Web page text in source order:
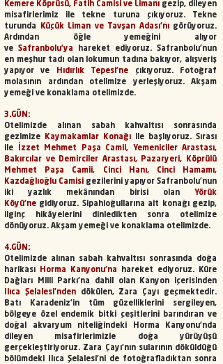
Kemere Köprüsü, Fatih Camisi ve Limanı gezip, dileyen
misafirlerimiz ile tekne turuna çıkıyoruz. Tekne
turunda
Küçük Liman ve Tavşan Adası’nı
görüyoruz.
Ardından öğle yemeğini alıyor
ve Safranbolu’ya
hareket ediyoruz. Safranbolu’nun
en meşhur tadı olan lokumun tadına bakıyor, alışveriş
yapıyor ve
Hıdırlık Tepesi’ne
çıkıyoruz. Fotoğraf
molasının ardından otelimize yerleşiyoruz. Akşam
yemeği ve konaklama otelimizde.
3.GÜN:
Otelimizde alınan sabah kahvaltısı sonrasında
gezimize
Kaymakamlar Konağı
ile başlıyoruz. Sırası
ile İzzet Mehmet Paşa Camii, Yemeniciler Arastası,
Bakırcılar ve Demirciler Arastası, Pazaryeri, Köprülü
Mehmet Paşa Camii, Cinci Hanı, Cinci Hamamı,
Kazdağlıoğlu Camisi gezilerini yapıyor Safranbolu’nun
iki yazlık mekânından birisi olanYörük
Köyü’ne gidiyoruz. Sipahioğullarına ait konağı gezip,
ilginç hikâyelerini dinledikten sonra otelimize
dönüyoruz. Akşam yemeği ve konaklama otelimizde.
4.GÜN:
Otelimizde alınan sabah kahvaltısı sonrasında doğa
harikası
Horma Kanyonu’na hareket ediyoruz. Küre
Dağları Milli Parkı’na dahil olan Kanyon içerisinden
Ilıca Şelalesi’ndendökülen, Zara Çayı geçmektedir.
Batı Karadeniz’in tüm güzelliklerini sergileyen,
bölgeye özel endemik bitki çeşitlerini barındıran ve
doğal akvaryum niteliğindeki Horma Kanyonu’nda
dileyen misafirlerimizle doğa yürüyüşü
gerçekleştiriyoruz. Zara Çayı’nın sularının döküldüğü
bölümdeki Ilıca Şelalesi’ni de fotoğrafladıktan sonra